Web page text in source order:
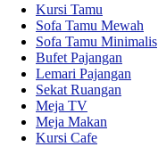
Kursi Tamu
Sofa Tamu Mewah
Sofa Tamu Minimalis
Bufet Pajangan
Lemari Pajangan
Sekat Ruangan
Meja TV
Meja Makan
Kursi Cafe